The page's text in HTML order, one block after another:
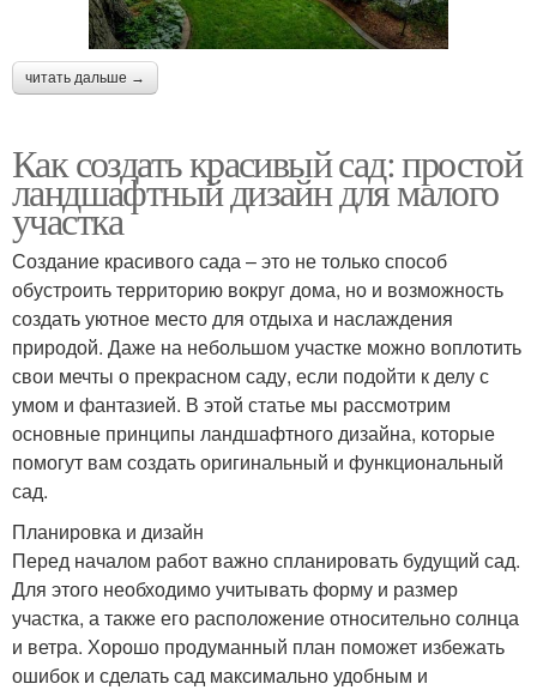
читать дальше →
Как создать красивый сад: простой
ландшафтный дизайн для малого
участка
Создание красивого сада – это не только способ
обустроить территорию вокруг дома, но и возможность
создать уютное место для отдыха и наслаждения
природой. Даже на небольшом участке можно воплотить
свои мечты о прекрасном саду, если подойти к делу с
умом и фантазией. В этой статье мы рассмотрим
основные принципы ландшафтного дизайна, которые
помогут вам создать оригинальный и функциональный
сад.
Планировка и дизайн
Перед началом работ важно спланировать будущий сад.
Для этого необходимо учитывать форму и размер
участка, а также его расположение относительно солнца
и ветра. Хорошо продуманный план поможет избежать
ошибок и сделать сад максимально удобным и